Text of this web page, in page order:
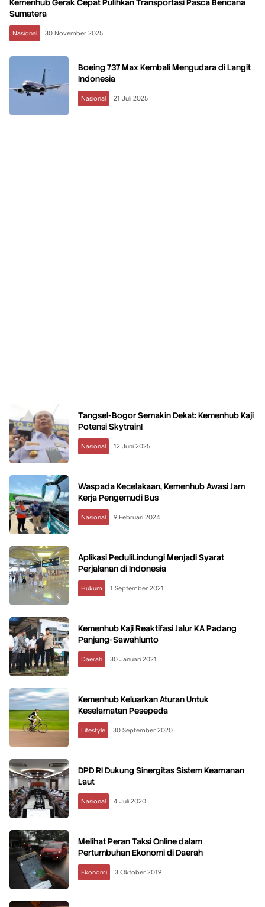
Kemenhub Gerak Cepat Pulihkan Transportasi Pasca Bencana
Sumatera
Nasional 30 November 2025
Boeing 737 Max Kembali Mengudara di Langit
Indonesia
Nasional 21 Juli 2025
Tangsel-Bogor Semakin Dekat: Kemenhub Kaji
Potensi Skytrain!
Nasional 12 Juni 2025
Waspada Kecelakaan, Kemenhub Awasi Jam
Kerja Pengemudi Bus
Nasional 9 Februari 2024
Aplikasi PeduliLindungi Menjadi Syarat
Perjalanan di Indonesia
Hukum 1 September 2021
Kemenhub Kaji Reaktifasi Jalur KA Padang
Panjang-Sawahlunto
Daerah 30 Januari 2021
Kemenhub Keluarkan Aturan Untuk
Keselamatan Pesepeda
Lifestyle 30 September 2020
DPD RI Dukung Sinergitas Sistem Keamanan
Laut
Nasional 4 Juli 2020
Melihat Peran Taksi Online dalam
Pertumbuhan Ekonomi di Daerah
Ekonomi 3 Oktober 2019